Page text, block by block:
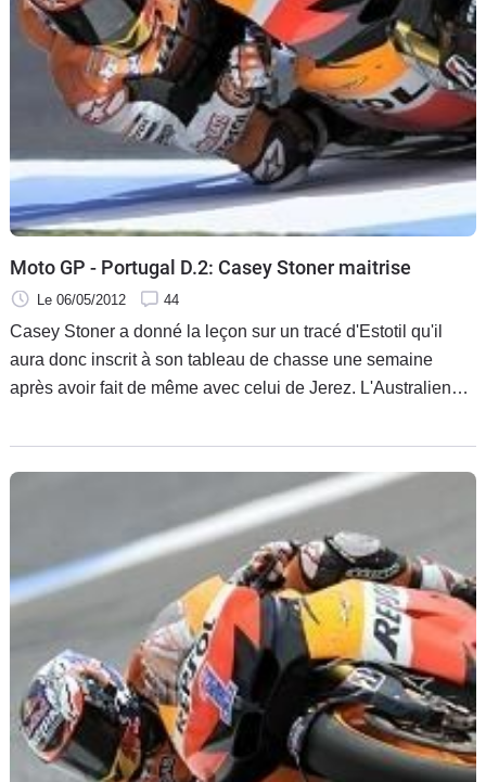
Moto GP - Portugal D.2: Casey Stoner maitrise
Le 06/05/2012 44
Casey Stoner a donné la leçon sur un tracé d'Estotil qu'il
aura donc inscrit à son tableau de chasse une semaine
après avoir fait de même avec celui de Jerez. L'Australien
tenir ses comptes à jour.